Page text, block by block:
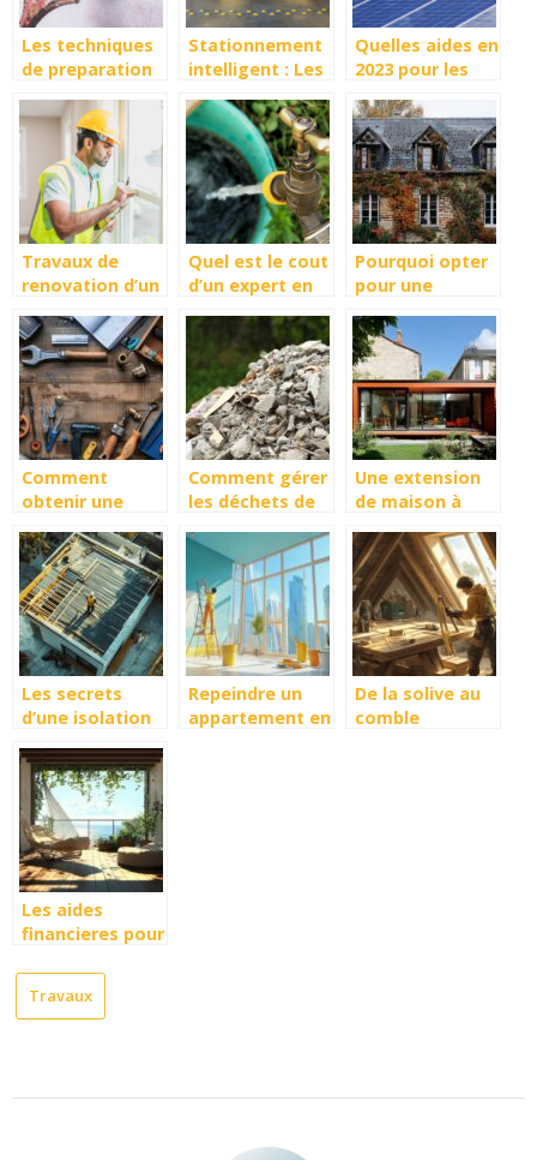
Les techniques
de preparation
avant peinture
Stationnement
intelligent : Les
parking pour
une gestion
optimisee des
espaces
Quelles aides en
2023 pour les
solaire ?
Travaux de
renovation d’un
etapes a suivre
Quel est le cout
d’un expert en
fuite d’eau ?
Pourquoi opter
pour une
Angers pour un
confort
thermique
optimal ?
Comment
obtenir une
courte en
plomberie
éligible au cpf ?
Comment gérer
les déchets de
vos rénovations
Une extension
de maison à
solution pour
gagner de
l’espace
Les secrets
d’une isolation
réussie pour
votre toiture
Repeindre un
appartement en
De la solive au
comble
Les aides
financieres pour
de toiture-
terrasse : guide
Travaux